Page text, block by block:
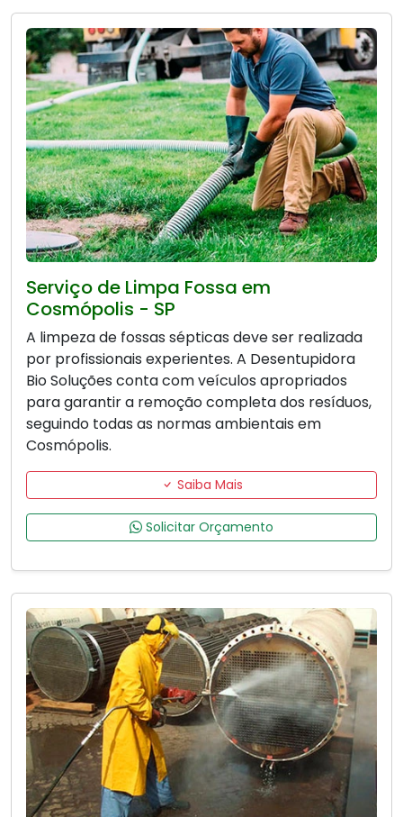
Serviço de Limpa Fossa em
Cosmópolis - SP
A limpeza de fossas sépticas deve ser realizada
por profissionais experientes. A Desentupidora
Bio Soluções conta com veículos apropriados
para garantir a remoção completa dos resíduos,
seguindo todas as normas ambientais em
Cosmópolis.
Saiba Mais
Solicitar Orçamento